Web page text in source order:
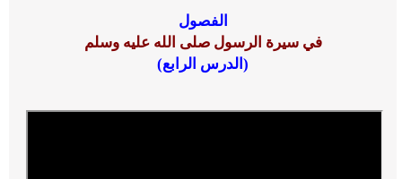
الفصول
في سيرة الرسول صلى الله عليه وسلم
(الدرس الرابع)